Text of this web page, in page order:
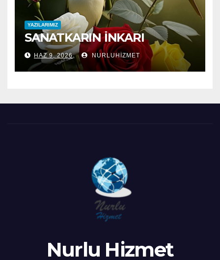
YAZILARIMIZ
SANATKARIN İNKARI
HAZ 9, 2026 NURLUHIZMET
Nurlu Hizmet